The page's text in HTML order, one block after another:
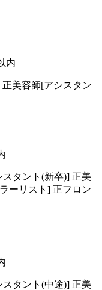
内
正美容師[アシスタン
スタント(新卒)] 正美
ーリスト] 正フロン
スタント(中途)] 正美